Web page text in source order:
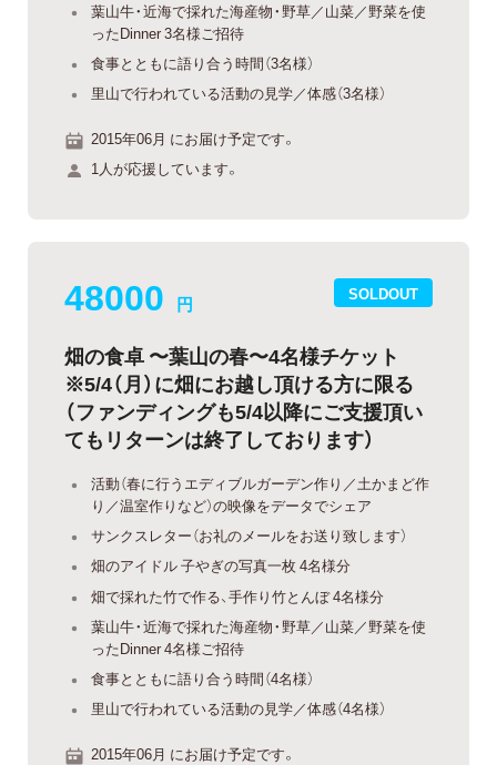
葉山牛・近海で採れた海産物・野草／山菜／野菜を使
ったDinner 3名様ご招待
食事とともに語り合う時間（3名様）
里山で行われている活動の見学／体感（3名様）
2015年06月 にお届け予定です。
1人が応援しています。
SOLDOUT
48000 円
畑の食卓 〜葉山の春〜4名様チケット
※5/4（月）に畑にお越し頂ける方に限る
（ファンディングも5/4以降にご支援頂い
てもリターンは終了しております）
活動（春に行うエディブルガーデン作り／土かまど作
り／温室作りなど）の映像をデータでシェア
サンクスレター（お礼のメールをお送り致します）
畑のアイドル 子やぎの写真一枚 4名様分
畑で採れた竹で作る、手作り竹とんぼ 4名様分
葉山牛・近海で採れた海産物・野草／山菜／野菜を使
ったDinner 4名様ご招待
食事とともに語り合う時間（4名様）
里山で行われている活動の見学／体感（4名様）
2015年06月 にお届け予定です。